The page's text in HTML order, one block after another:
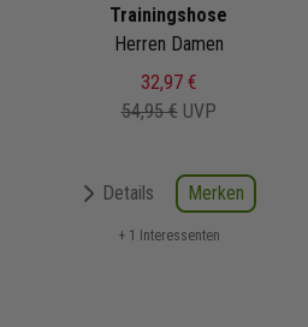
Trainingshose
Herren Damen
32,97 €
54,95 € UVP
Details Merken
+ 1 Interessenten